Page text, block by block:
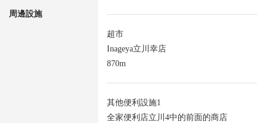
周邊設施
超市
Inageya立川幸店
870m
其他便利設施1
全家便利店立川4中的前面的商店